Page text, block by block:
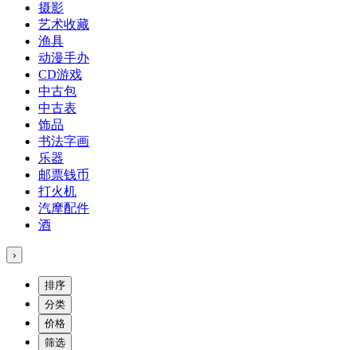
摄影
艺术收藏
渔具
动漫手办
CD游戏
中古包
中古表
饰品
书法字画
乐器
邮票钱币
打火机
汽摩配件
酒
›
排序
分类
价格
筛选